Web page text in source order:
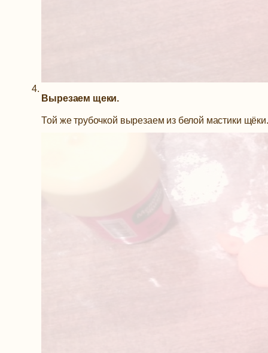
Вырезаем щеки.
Той же трубочкой вырезаем из белой мастики щёки.